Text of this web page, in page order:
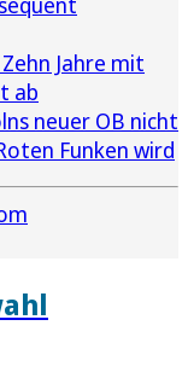
Zehn Jahre mit
ab
neuer OB nicht
Funken wird